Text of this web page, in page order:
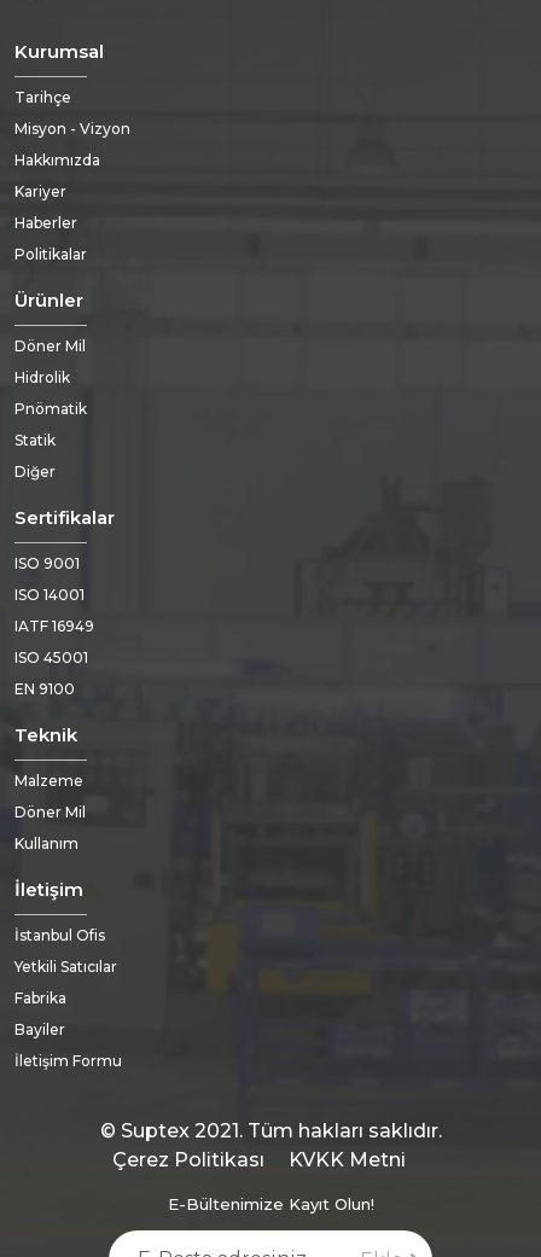
Kurumsal
Tarihçe
Misyon - Vizyon
Hakkımızda
Kariyer
Haberler
Politikalar
Ürünler
Döner Mil
Hidrolik
Pnömatik
Statik
Diğer
Sertifikalar
ISO 9001
ISO 14001
IATF 16949
ISO 45001
EN 9100
Teknik
Malzeme
Döner Mil
Kullanım
İletişim
İstanbul Ofis
Yetkili Satıcılar
Fabrika
Bayiler
İletişim Formu
© Suptex 2021. Tüm hakları saklıdır.
Çerez Politikası
KVKK Metni
E-Bültenimize Kayıt Olun!